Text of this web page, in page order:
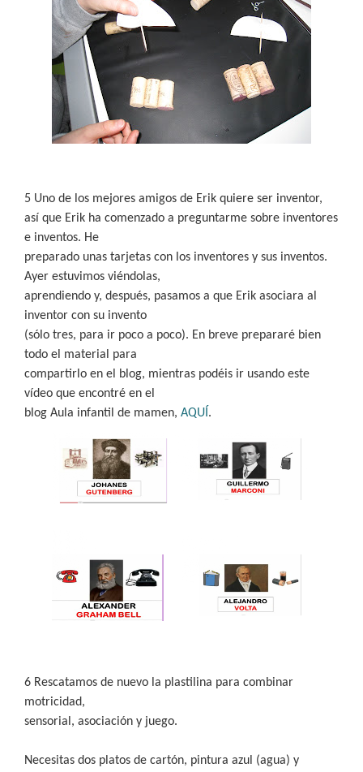
5 Uno de los mejores amigos de Erik quiere ser inventor,
así que Erik ha comenzado a preguntarme sobre inventores
e inventos. He
preparado unas tarjetas con los inventores y sus inventos.
Ayer estuvimos viéndolas,
aprendiendo y, después, pasamos a que Erik asociara al
inventor con su invento
(sólo tres, para ir poco a poco). En breve prepararé bien
todo el material para
compartirlo en el blog, mientras podéis ir usando este
vídeo que encontré en el
blog Aula infantil de mamen, AQUÍ .
6 Rescatamos de nuevo la plastilina para combinar
motricidad,
sensorial, asociación y juego.
Necesitas dos platos de cartón, pintura azul (agua) y